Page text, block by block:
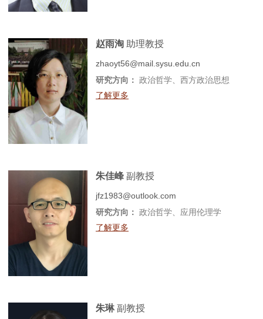
赵雨淘 助理教授
zhaoyt56@mail.sysu.edu.cn
研究方向： 政治哲学、西方政治思想
了解更多
朱佳峰 副教授
jfz1983@outlook.com
研究方向： 政治哲学、应用伦理学
了解更多
朱琳副教授